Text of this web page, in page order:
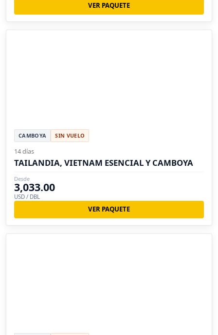
VER PAQUETE
CAMBOYA SIN VUELO
14 días
TAILANDIA, VIETNAM ESENCIAL Y CAMBOYA
Desde
3,033.00
USD / DBL
VER PAQUETE